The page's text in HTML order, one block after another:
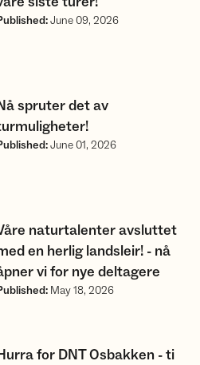
:June 09, 2026
:June 01, 2026
spruter det av
med en herlig landsleir! - nå
: May 18, 2026
naturtalenter avsluttet
en herlig landsleir! - nå
vi for nye deltagere
ti år! for DNT Osbakken - ti